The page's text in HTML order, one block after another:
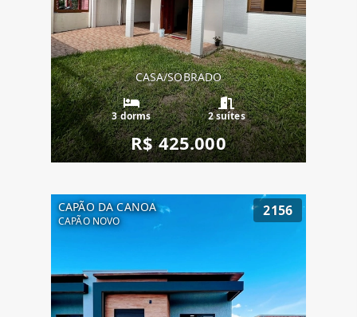
CASA/SOBRADO
3 dorms 2 suítes
R$ 425.000
CAPÃO DA CANOA
CAPÃO NOVO
2156